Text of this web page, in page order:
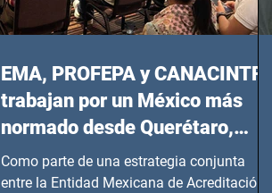
EMA, PROFEPA y CANACINTRA
trabajan por un México más
normado desde Querétaro,
Hidalgo y BCS
Como parte de una estrategia conjunta
entre la Entidad Mexicana de Acreditación